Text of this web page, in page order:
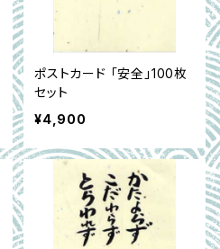
ポストカード 「安全」100枚
セット
¥4,900